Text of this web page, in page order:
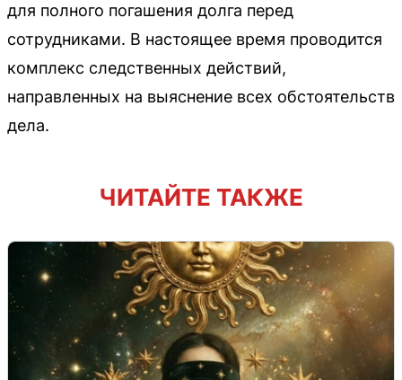
для полного погашения долга перед
сотрудниками. В настоящее время проводится
комплекс следственных действий,
направленных на выяснение всех обстоятельств
дела.
ЧИТАЙТЕ ТАКЖЕ